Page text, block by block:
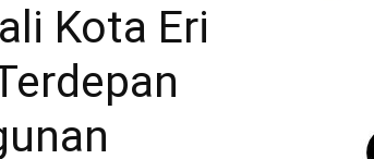
Kota Eri